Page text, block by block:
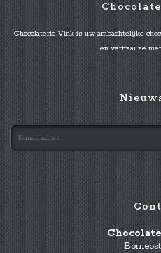
Chocolaterie Vink is uw ambachtelijke
en verfraai ze